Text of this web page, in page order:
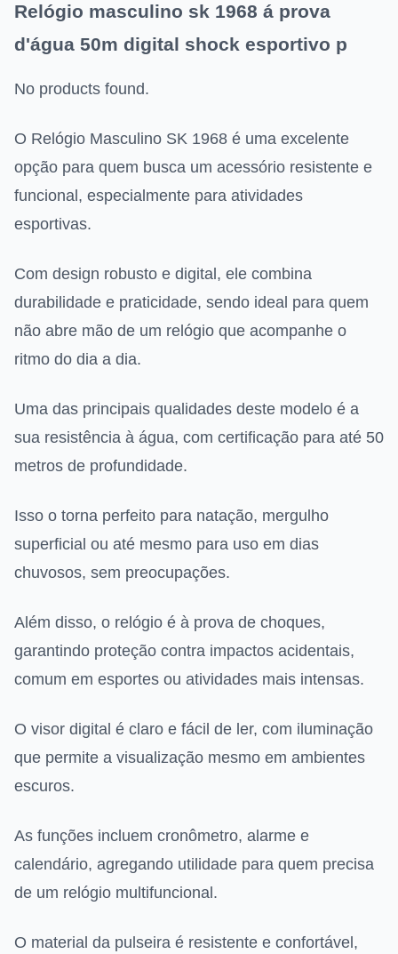
Relógio masculino sk 1968 á prova
d'água 50m digital shock esportivo p
No products found.
O Relógio Masculino SK 1968 é uma excelente
opção para quem busca um acessório resistente e
funcional, especialmente para atividades
esportivas.
Com design robusto e digital, ele combina
durabilidade e praticidade, sendo ideal para quem
não abre mão de um relógio que acompanhe o
ritmo do dia a dia.
Uma das principais qualidades deste modelo é a
sua resistência à água, com certificação para até 50
metros de profundidade.
Isso o torna perfeito para natação, mergulho
superficial ou até mesmo para uso em dias
chuvosos, sem preocupações.
Além disso, o relógio é à prova de choques,
garantindo proteção contra impactos acidentais,
comum em esportes ou atividades mais intensas.
O visor digital é claro e fácil de ler, com iluminação
que permite a visualização mesmo em ambientes
escuros.
As funções incluem cronômetro, alarme e
calendário, agregando utilidade para quem precisa
de um relógio multifuncional.
O material da pulseira é resistente e confortável,